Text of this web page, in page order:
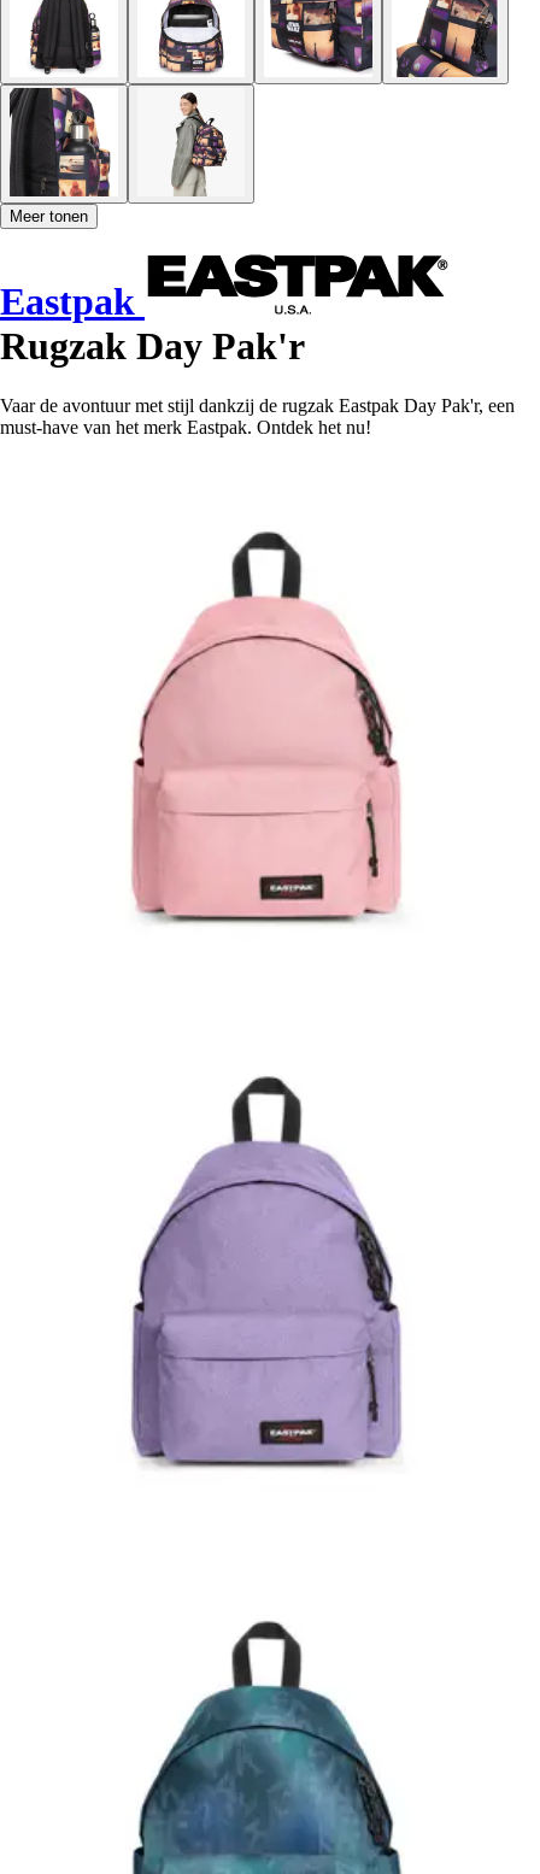
Meer tonen
Eastpak
Rugzak Day Pak'r
Vaar de avontuur met stijl dankzij de rugzak Eastpak Day Pak'r, een
must-have van het merk Eastpak. Ontdek het nu!